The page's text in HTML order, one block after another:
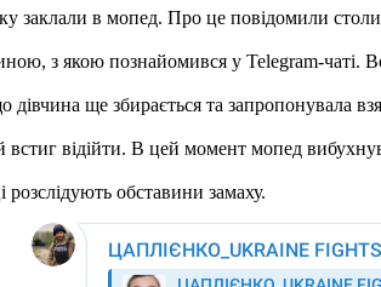
заклали в мопед. Про це повідомили
з якою познайомився у Telegram-чаті.
ще збирається та запропонувала
встиг відійти. В цей момент мопед
обставини замаху.